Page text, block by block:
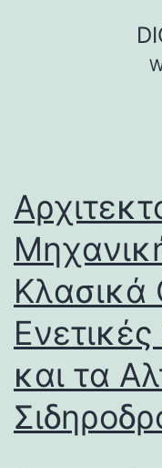
Κλασικά
και τα